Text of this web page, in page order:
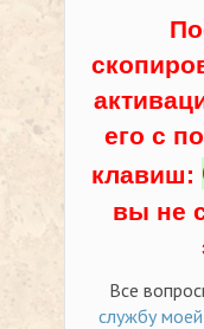
его с
клавиш:
вы не
Все
службу